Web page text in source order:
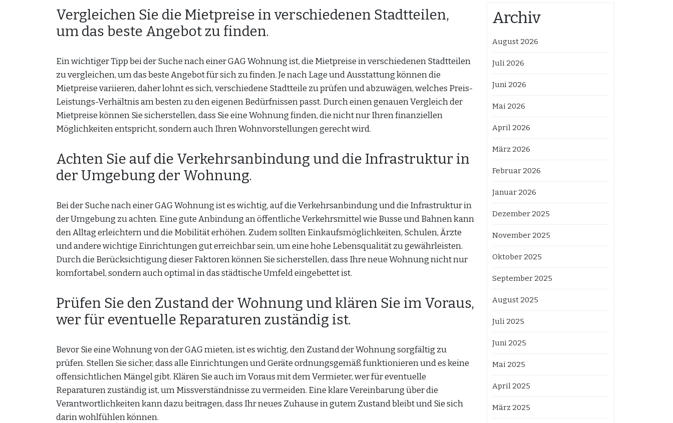
Vergleichen Sie die Mietpreise in verschiedenen Stadtteilen,
um das beste Angebot zu finden.
Ein wichtiger Tipp bei der Suche nach einer GAG Wohnung ist, die Mietpreise in verschiedenen Stadtteilen
zu vergleichen, um das beste Angebot für sich zu finden. Je nach Lage und Ausstattung können die
Mietpreise variieren, daher lohnt es sich, verschiedene Stadtteile zu prüfen und abzuwägen, welches Preis-
Leistungs-Verhältnis am besten zu den eigenen Bedürfnissen passt. Durch einen genauen Vergleich der
Mietpreise können Sie sicherstellen, dass Sie eine Wohnung finden, die nicht nur Ihren finanziellen
Möglichkeiten entspricht, sondern auch Ihren Wohnvorstellungen gerecht wird.
Achten Sie auf die Verkehrsanbindung und die Infrastruktur in
der Umgebung der Wohnung.
Bei der Suche nach einer GAG Wohnung ist es wichtig, auf die Verkehrsanbindung und die Infrastruktur in
der Umgebung zu achten. Eine gute Anbindung an öffentliche Verkehrsmittel wie Busse und Bahnen kann
den Alltag erleichtern und die Mobilität erhöhen. Zudem sollten Einkaufsmöglichkeiten, Schulen, Ärzte
und andere wichtige Einrichtungen gut erreichbar sein, um eine hohe Lebensqualität zu gewährleisten.
Durch die Berücksichtigung dieser Faktoren können Sie sicherstellen, dass Ihre neue Wohnung nicht nur
komfortabel, sondern auch optimal in das städtische Umfeld eingebettet ist.
Prüfen Sie den Zustand der Wohnung und klären Sie im Voraus,
wer für eventuelle Reparaturen zuständig ist.
Bevor Sie eine Wohnung von der GAG mieten, ist es wichtig, den Zustand der Wohnung sorgfältig zu
prüfen. Stellen Sie sicher, dass alle Einrichtungen und Geräte ordnungsgemäß funktionieren und es keine
offensichtlichen Mängel gibt. Klären Sie auch im Voraus mit dem Vermieter, wer für eventuelle
Reparaturen zuständig ist, um Missverständnisse zu vermeiden. Eine klare Vereinbarung über die
Verantwortlichkeiten kann dazu beitragen, dass Ihr neues Zuhause in gutem Zustand bleibt und Sie sich
darin wohlfühlen können.
Archiv
August 2026
Juli 2026
Juni 2026
Mai 2026
April 2026
März 2026
Februar 2026
Januar 2026
Dezember 2025
November 2025
Oktober 2025
September 2025
August 2025
Juli 2025
Juni 2025
Mai 2025
April 2025
März 2025